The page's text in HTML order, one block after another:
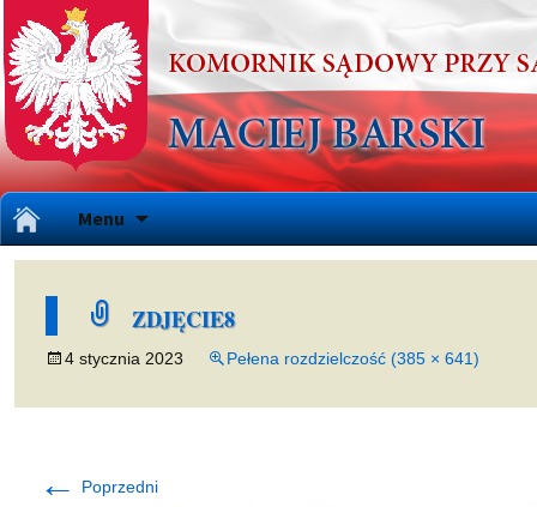
Menu
do
ZDJĘCIE8
4 stycznia 2023 Pełena rozdzielczość (385 × 641)
← Poprzedni